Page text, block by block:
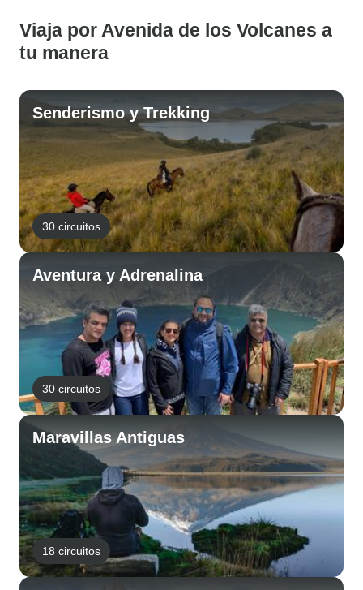
Viaja por Avenida de los Volcanes a
tu manera
Senderismo y Trekking
30 circuitos
Aventura y Adrenalina
30 circuitos
Maravillas Antiguas
18 circuitos